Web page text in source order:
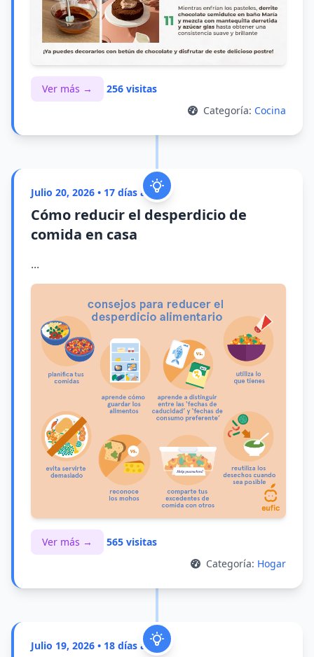
Ver más →
256 visitas
Categoría: Cocina
Julio 20, 2026 • 17 días atrás
Cómo reducir el desperdicio de
comida en casa
...
Ver más →
565 visitas
Categoría: Hogar
Julio 19, 2026 • 18 días atrás